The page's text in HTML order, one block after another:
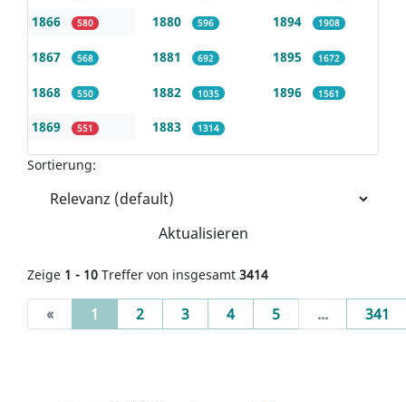
1866 580
1867 568
1868 550
1869 551
1880 596
1881 692
1882 1035
1883 1314
1894 1908
1895 1672
1896 1561
Sortierung:
Aktualisieren
Zeige 1 - 10 Treffer von insgesamt 3414
« 1 (current)
2 3 4 5 ... 341